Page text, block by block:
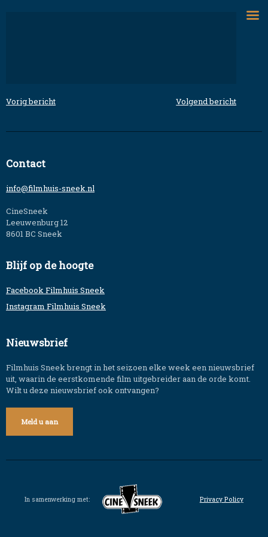
Bericht
navigatie
Vorig bericht Volgend bericht
Contact
info@filmhuis-sneek.nl
CineSneek
Leeuwenburg 12
8601 BC Sneek
Blijf op de hoogte
Facebook Filmhuis Sneek
Instagram Filmhuis Sneek
Nieuwsbrief
Filmhuis Sneek brengt in het seizoen elke week een nieuwsbrief
uit, waarin de eerstkomende film uitgebreider aan de orde komt.
Wilt u deze nieuwsbrief ook ontvangen?
Meld u aan
In samenwerking met: Privacy Policy